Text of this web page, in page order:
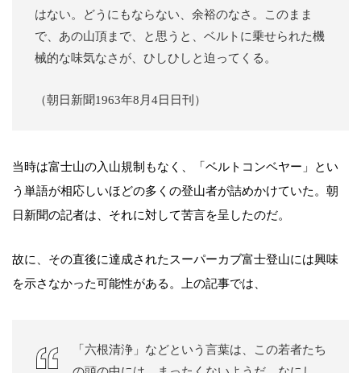
はない。どうにもならない、余裕のなさ。このまま
で、あの山頂まで、と思うと、ベルトに乗せられた機
械的な味気なさが、ひしひしと迫ってくる。
（朝日新聞1963年8月4日日刊）
当時は富士山の入山規制もなく、「ベルトコンベヤー」とい
う単語が相応しいほどの多くの登山者が詰めかけていた。朝
日新聞の記者は、それに対して苦言を呈したのだ。
故に、その直後に達成されたスーパーカブ富士登山には興味
を示さなかった可能性がある。上の記事では、
「六根清浄」などという言葉は、この若者たち